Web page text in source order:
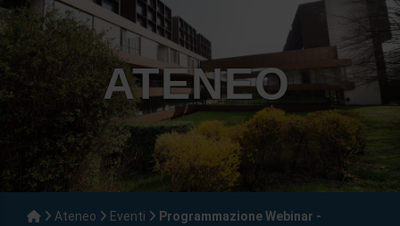
ATENEO
Ateneo Eventi
Programmazione Webinar -